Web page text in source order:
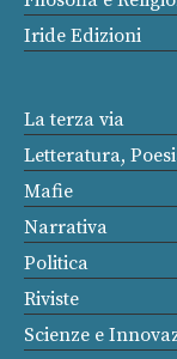
Iride Edizioni
La terza via
Letteratura,
Mafie
Narrativa
Politica
Riviste
Scienze e